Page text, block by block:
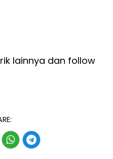
lainnya dan follow